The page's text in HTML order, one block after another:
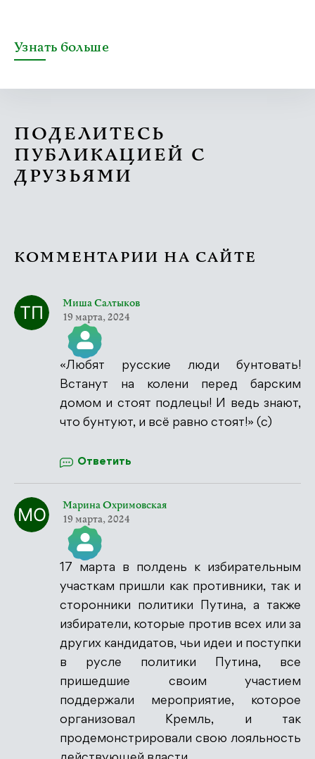
Узнать больше
ПОДЕЛИТЕСЬ
ПУБЛИКАЦИЕЙ С
ДРУЗЬЯМИ
КОММЕНТАРИИ НА САЙТЕ
Миша Салтыков
19 марта, 2024
Значок &quot;Реальный человек&quot;
«Любят русские люди бунтовать!
Встанут на колени перед барским
домом и стоят подлецы! И ведь знают,
что бунтуют, и всё равно стоят!» (c)
Ответить
Марина Охримовская
19 марта, 2024
Антиспам от CleanTalk
17 марта в полдень к избирательным
участкам пришли как противники, так и
сторонники политики Путина, а также
избиратели, которые против всех или за
других кандидатов, чьи идеи и поступки
в русле политики Путина, все
пришедшие своим участием
поддержали мероприятие, которое
организовал Кремль, и так
продемонстрировали свою лояльность